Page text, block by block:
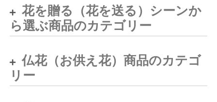
花を贈る（花を送る）シーンか
ら選ぶ商品のカテゴリー
仏花（お供え花）商品のカテゴ
リー